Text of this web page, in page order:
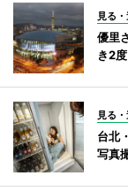
見る
優里
き2
見る
台北
写真